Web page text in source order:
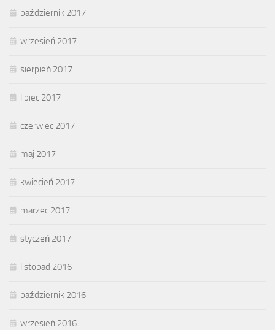
październik 2017
wrzesień 2017
sierpień 2017
lipiec 2017
czerwiec 2017
maj 2017
kwiecień 2017
marzec 2017
styczeń 2017
listopad 2016
październik 2016
wrzesień 2016